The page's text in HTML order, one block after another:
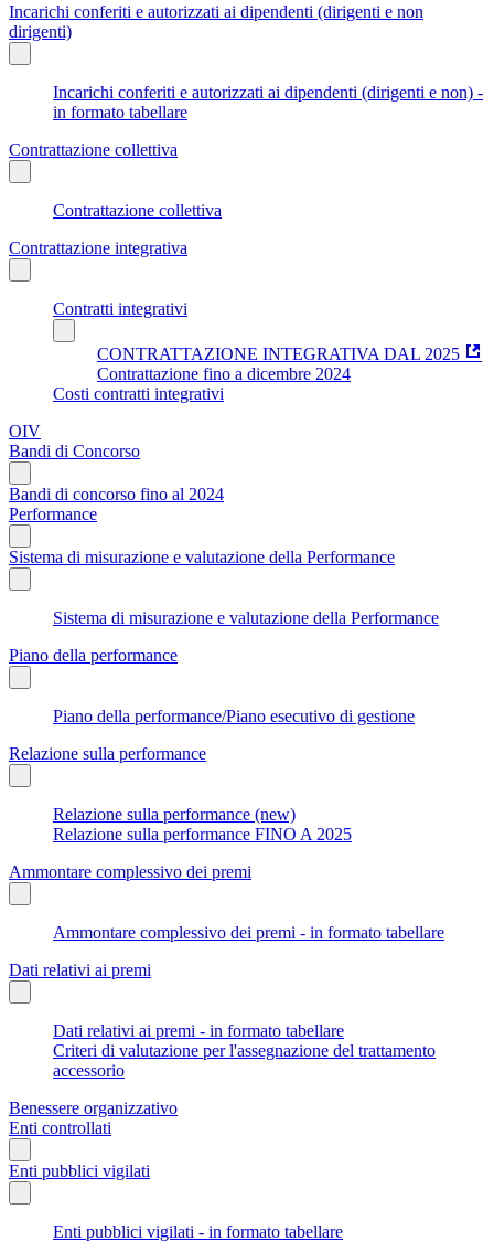
Incarichi conferiti e autorizzati ai dipendenti (dirigenti e non
dirigenti)
Incarichi conferiti e autorizzati ai dipendenti (dirigenti e non) -
in formato tabellare
Contrattazione collettiva
Contrattazione collettiva
Contrattazione integrativa
Contratti integrativi
CONTRATTAZIONE INTEGRATIVA DAL 2025
Contrattazione fino a dicembre 2024
Costi contratti integrativi
OIV
Bandi di Concorso
Bandi di concorso fino al 2024
Performance
Sistema di misurazione e valutazione della Performance
Sistema di misurazione e valutazione della Performance
Piano della performance
Piano della performance/Piano esecutivo di gestione
Relazione sulla performance
Relazione sulla performance (new)
Relazione sulla performance FINO A 2025
Ammontare complessivo dei premi
Ammontare complessivo dei premi - in formato tabellare
Dati relativi ai premi
Dati relativi ai premi - in formato tabellare
Criteri di valutazione per l'assegnazione del trattamento
accessorio
Benessere organizzativo
Enti controllati
Enti pubblici vigilati
Enti pubblici vigilati - in formato tabellare